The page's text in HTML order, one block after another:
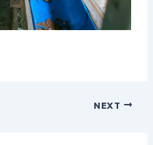
NEXT